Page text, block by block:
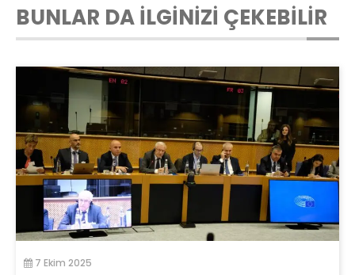
BUNLAR DA İLGİNİZİ ÇEKEBİLİR
7 Ekim 2025